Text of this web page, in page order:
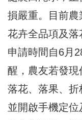
損嚴重。目前農
花卉全品項及
申請時間自6月
醒，農友若發現
落花、落果、折
並開啟手機定